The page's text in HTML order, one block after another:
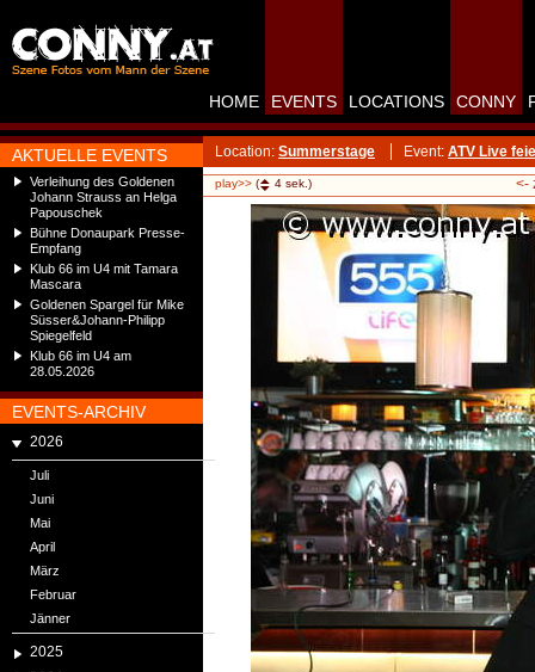
AKTUELLE EVENTS
Verleihung des Goldenen
Johann Strauss an Helga
Papouschek
Bühne Donaupark Presse-
Empfang
Klub 66 im U4 mit Tamara
Mascara
Goldenen Spargel für Mike
Süsser&Johann-Philipp
Spiegelfeld
Klub 66 im U4 am
28.05.2026
EVENTS-ARCHIV
2026
Juli
Juni
Mai
April
März
Februar
Jänner
2025
HOME EVENTS LOCATIONS CONNY
Location: Summerstage Event: ATV Live
play>> ( 4 sek.) <-